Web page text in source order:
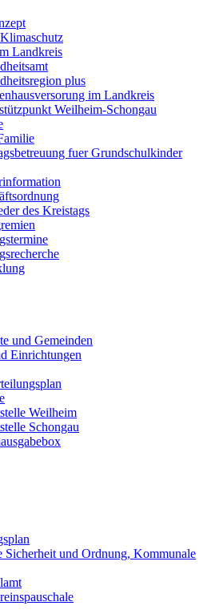
Landkreis
plus
im Landkreis
Weilheim-Schongau
fuer Grundschulkinder
des Kreistags
und Gemeinden
Einrichtungen
Weilheim
Schongau
und Ordnung, Kommunale